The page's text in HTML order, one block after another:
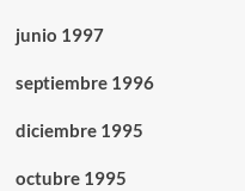
junio 1997
septiembre 1996
diciembre 1995
octubre 1995